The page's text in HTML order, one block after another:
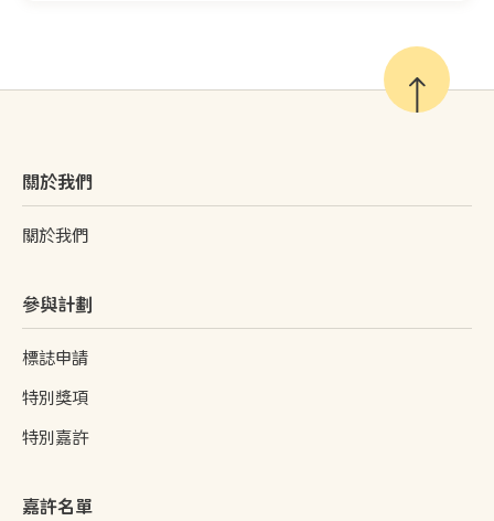
關於我們
關於我們
參與計劃
標誌申請
特別獎項
特別嘉許
嘉許名單